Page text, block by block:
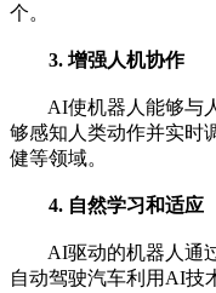
个。
3. 增强人机协作
AI使机器人能够与人
够感知人类动作并实时
健等领域。
4. 自然学习和适应
AI驱动的机器人通过
自动驾驶汽车利用AI技